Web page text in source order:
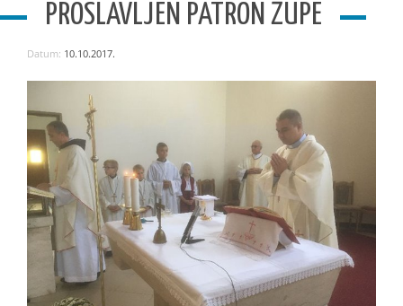
PROSLAVLJEN PATRON ŽUPE
Datum: 10.10.2017.